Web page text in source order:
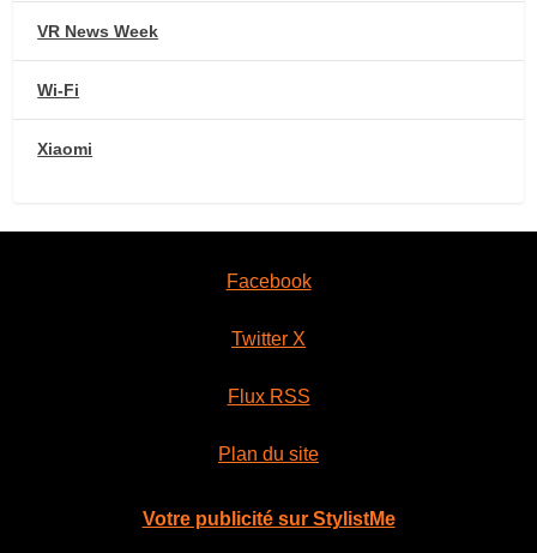
VR News Week
Wi-Fi
Xiaomi
Facebook
Twitter X
Flux RSS
Plan du site
Votre publicité sur StylistMe